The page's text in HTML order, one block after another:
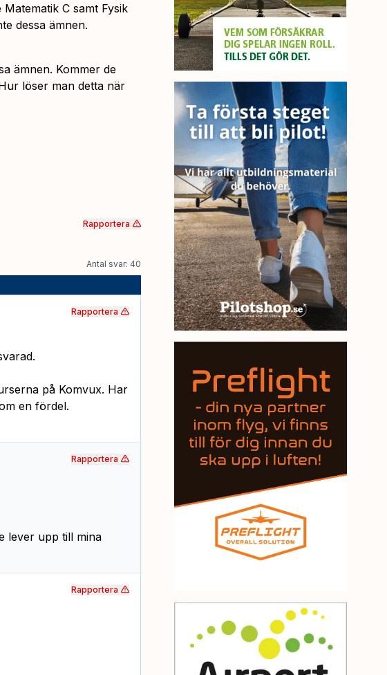
C samt Fysik
dessa ämnen.
ämnen. Kommer de
löser man detta när
Rapportera
Antal svar: 40
på Komvux. Har
en fördel.
Rapportera
lever upp till mina
Rapportera
Rapportera